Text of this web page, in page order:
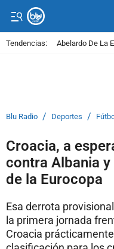
Tendencias: Abelardo De La
Blu Radio / Deportes /
Croacia, a
contra Albania
de la Eurocopa
Esa derrota
la primera jornada
Croacia